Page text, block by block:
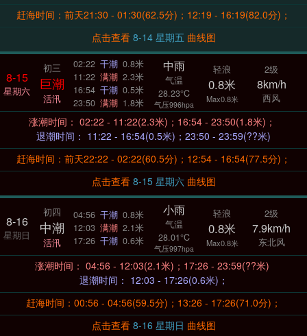
赶海时间：前天21:30 - 01:30(62.5分)；12:19 - 16:19(82.0分)；
点击查看
8-14 星期五 曲线图
8-15
星期六
初三
巨潮
活汛
02:22 干潮 0.8米
11:22 满潮 2.3米
16:54 干潮 0.5米
23:50 满潮 1.8米
中雨
气温
28.23°C
气压996hpa
轻浪
0.8米
Max0.8米
2级
8km/h
西风
涨潮时间： 02:22 - 11:22(2.3米)；16:54 - 23:50(1.8米)；
退潮时间： 11:22 - 16:54(0.5米)；23:50 - 23:59(??米)
赶海时间：前天22:22 - 02:22(60.5分)；12:54 - 16:54(77.5分)；
点击查看
8-15 星期六 曲线图
8-16
星期日
初四
中潮
活汛
04:56 干潮 0.8米
12:03 满潮 2.1米
17:26 干潮 0.6米
小雨
气温
28.01°C
气压997hpa
轻浪
0.8米
Max0.8米
2级
7.9km/h
东北风
涨潮时间： 04:56 - 12:03(2.1米)；17:26 - 23:59(??米)
退潮时间： 12:03 - 17:26(0.6米)；
赶海时间：00:56 - 04:56(59.5分)；13:26 - 17:26(71.0分)；
点击查看
8-16 星期日 曲线图